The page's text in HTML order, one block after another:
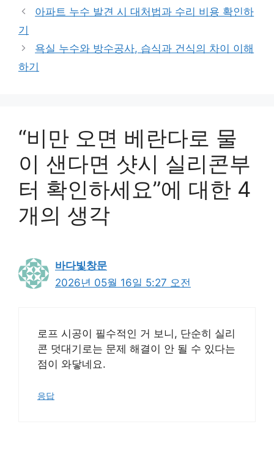
리
그
아파트 누수 발견 시 대처법과 수리 비용 확인하
기
욕실 누수와 방수공사, 습식과 건식의 차이 이해
하기
“비만 오면 베란다로 물
이 샌다면 샷시 실리콘부
터 확인하세요”에 대한 4
개의 생각
바다빛창문
2026년 05월 16일 5:27 오전
로프 시공이 필수적인 거 보니, 단순히 실리
콘 덧대기로는 문제 해결이 안 될 수 있다는
점이 와닿네요.
응답